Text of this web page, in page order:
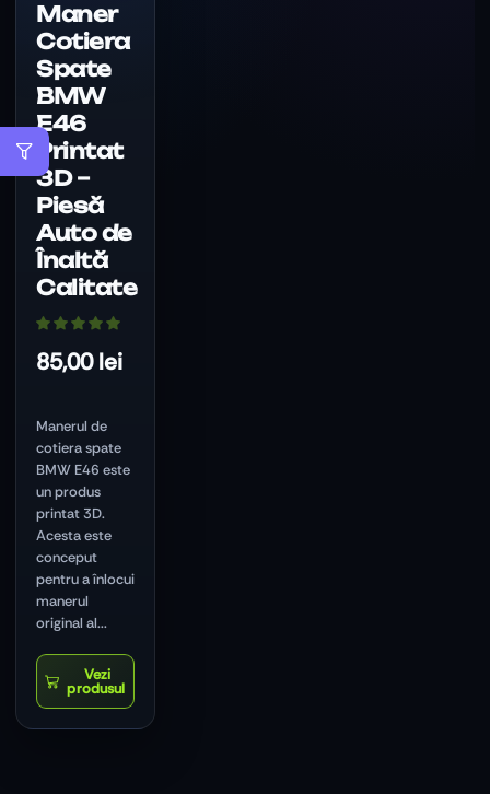
Maner
Cotiera
Spate
BMW
E46
Printat
3D –
Piesă
Auto de
Înaltă
Calitate
85,00lei
Manerul de
cotiera spate
BMW E46 este
un produs
printat 3D.
Acesta este
conceput
pentru a înlocui
manerul
original al...